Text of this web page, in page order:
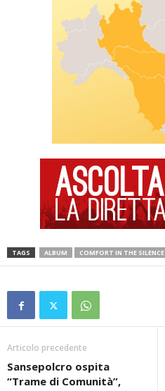
TAGS ALBUM COMFORT IN THE SILENCE
Articolo precedente
Sansepolcro ospita
“Trame di Comunità”,